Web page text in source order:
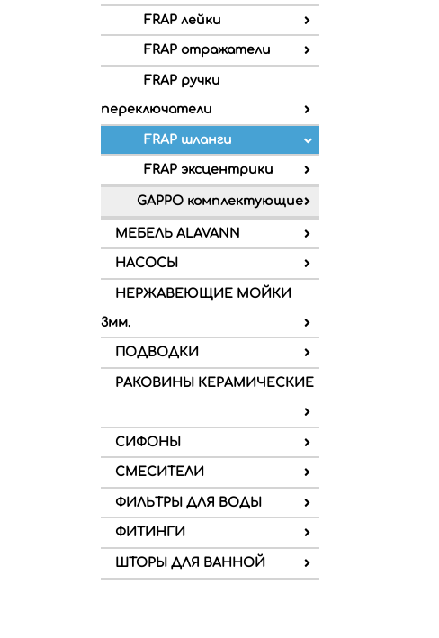
FRAP лейки
FRAP отражатели
FRAP ручки
переключатели
FRAP шланги
FRAP эксцентрики
GAPPO комплектующие
МЕБЕЛЬ ALAVANN
НАСОСЫ
НЕРЖАВЕЮЩИЕ МОЙКИ
3мм.
ПОДВОДКИ
РАКОВИНЫ КЕРАМИЧЕСКИЕ
СИФОНЫ
СМЕСИТЕЛИ
ФИЛЬТРЫ ДЛЯ ВОДЫ
ФИТИНГИ
ШТОРЫ ДЛЯ ВАННОЙ